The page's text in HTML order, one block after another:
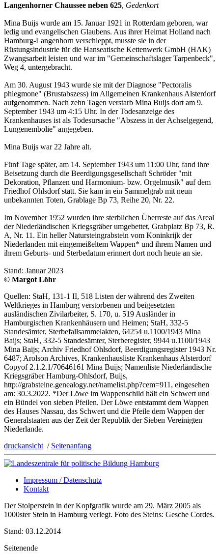
Langenhorner Chaussee neben 625, Gedenkort
Mina Buijs wurde am 15. Januar 1921 in Rotterdam geboren, war
ledig und evangelischen Glaubens. Aus ihrer Heimat Holland nach
Hamburg-Langenhorn verschleppt, musste sie in der
Rüstungsindustrie für die Hanseatische Kettenwerk GmbH (HAK)
Zwangsarbeit leisten und war im "Gemeinschaftslager Tarpenbeck",
Weg 4, untergebracht.
Am 30. August 1943 wurde sie mit der Diagnose "Pectoralis
phlegmone" (Brustabszess) im Allgemeinen Krankenhaus Alsterdorf
aufgenommen. Nach zehn Tagen verstarb Mina Buijs dort am 9.
September 1943 um 4:15 Uhr. In der Todesanzeige des
Krankenhauses ist als Todesursache "Abszess in der Achselgegend,
Lungenembolie" angegeben.
Mina Buijs war 22 Jahre alt.
Fünf Tage später, am 14. September 1943 um 11:00 Uhr, fand ihre
Beisetzung durch die Beerdigungsgesellschaft Schröder "mit
Dekoration, Pflanzen und Harmonium- bzw. Orgelmusik" auf dem
Friedhof Ohlsdorf statt. Sie kam in ein Sammelgrab mit neun
unbekannten Toten, Grablage Bp 73, Reihe 20, Nr. 22.
Im November 1952 wurden ihre sterblichen Überreste auf das Areal
der Niederländischen Kriegsgräber umgebettet, Grabplatz Bp 73, R.
A, Nr. 11. Ein heller Natursteingrabstein vom Koninkrijk der
Niederlanden mit eingemeißeltem Wappen* und ihrem Namen und
ihrem Geburts- und Sterbedatum erinnert dort noch heute an sie.
Stand: Januar 2023
© Margot Löhr
Quellen: StaH, 131-1 II, 518 Listen der während des Zweiten
Weltkrieges in Hamburg verstorbenen und beigesetzten
ausländischen Zivilarbeiter, S. 170, u. 519 Ausländer in
Hamburgischen Krankenhäusern und Heimen; StaH, 332-5
Standesämter, Sterbefallsammelakten, 64254 u.1100/1943 Mina
Baijs; StaH, 332-5 Standesämter, Sterberegister, 9944 u.1100/1943
Mina Baijs; Archiv Friedhof Ohlsdorf, Beerdigungsregister 1943 Nr.
6487; Arolson Archives, Krankenhausliste Krankenhaus Alsterdorf
Copyof 2.1.2.1/70646161 Mina Buijs; Namenliste Niederländische
Kriegsgräber Hamburg-Ohlsdorf, Buijs,
http://grabsteine.genealogy.net/namelist.php?cem=911, eingesehen
am: 30.3.2022. *Der Löwe im Wappenschild hält ein Schwert und
ein Bündel von sieben Pfeilen. Der Löwe entstammt dem Wappen
des Hauses Nassau, das Schwert und die Pfeile dem Wappen der
Generalstaaten aus der Zeit der Republik der Sieben Vereinigten
Niederlande.
druckansicht / Seitenanfang
Impressum / Datenschutz
Kontakt
Der Stolperstein in der Kopfgrafik wurde am 29. März 2005 als
1000ster Stein in Hamburg verlegt. Foto des Steins: Gesche Cordes.
Stand: 03.12.2014
Seitenende